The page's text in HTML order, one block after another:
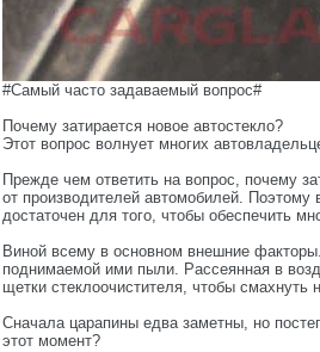
#Самый часто задаваемый вопрос#
Почему затирается новое автостекло?
Этот вопрос волнует многих
Прежде чем ответить на вопрос, почему
от производителей автомобилей. Поэтому
достаточен для того, чтобы обеспечить
Виной всему в основном внешние
поднимаемой ими пыли. Рассеянная в
щетки стеклоочистителя, чтобы
Сначала царапины едва заметны, но
этот момент?